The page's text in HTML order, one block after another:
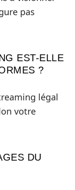
pas
EST-ELLE
?
légal
votre
DU